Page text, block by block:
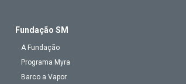
Fundação SM
A Fundação
Programa Myra
Barco a Vapor